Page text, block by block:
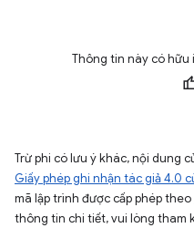
Thông tin này có hữu
Trừ phi có lưu ý khác, nội dung
Giấy phép ghi nhận tác giả 4.0
mã lập trình được cấp phép theo
thông tin chi tiết, vui lòng tham